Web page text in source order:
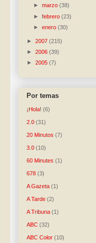
►marzo(38)
►febrero(23)
►enero(30)
► 2007 (215)
► 2006 (39)
► 2005 (7)
Por temas
¡Hola! (6)
2.0 (31)
20 Minutos (7)
3.0 (10)
60 Minutes (1)
678 (3)
A Gazeta (1)
A Tarde (2)
A Tribuna (1)
ABC (32)
ABC Color (10)